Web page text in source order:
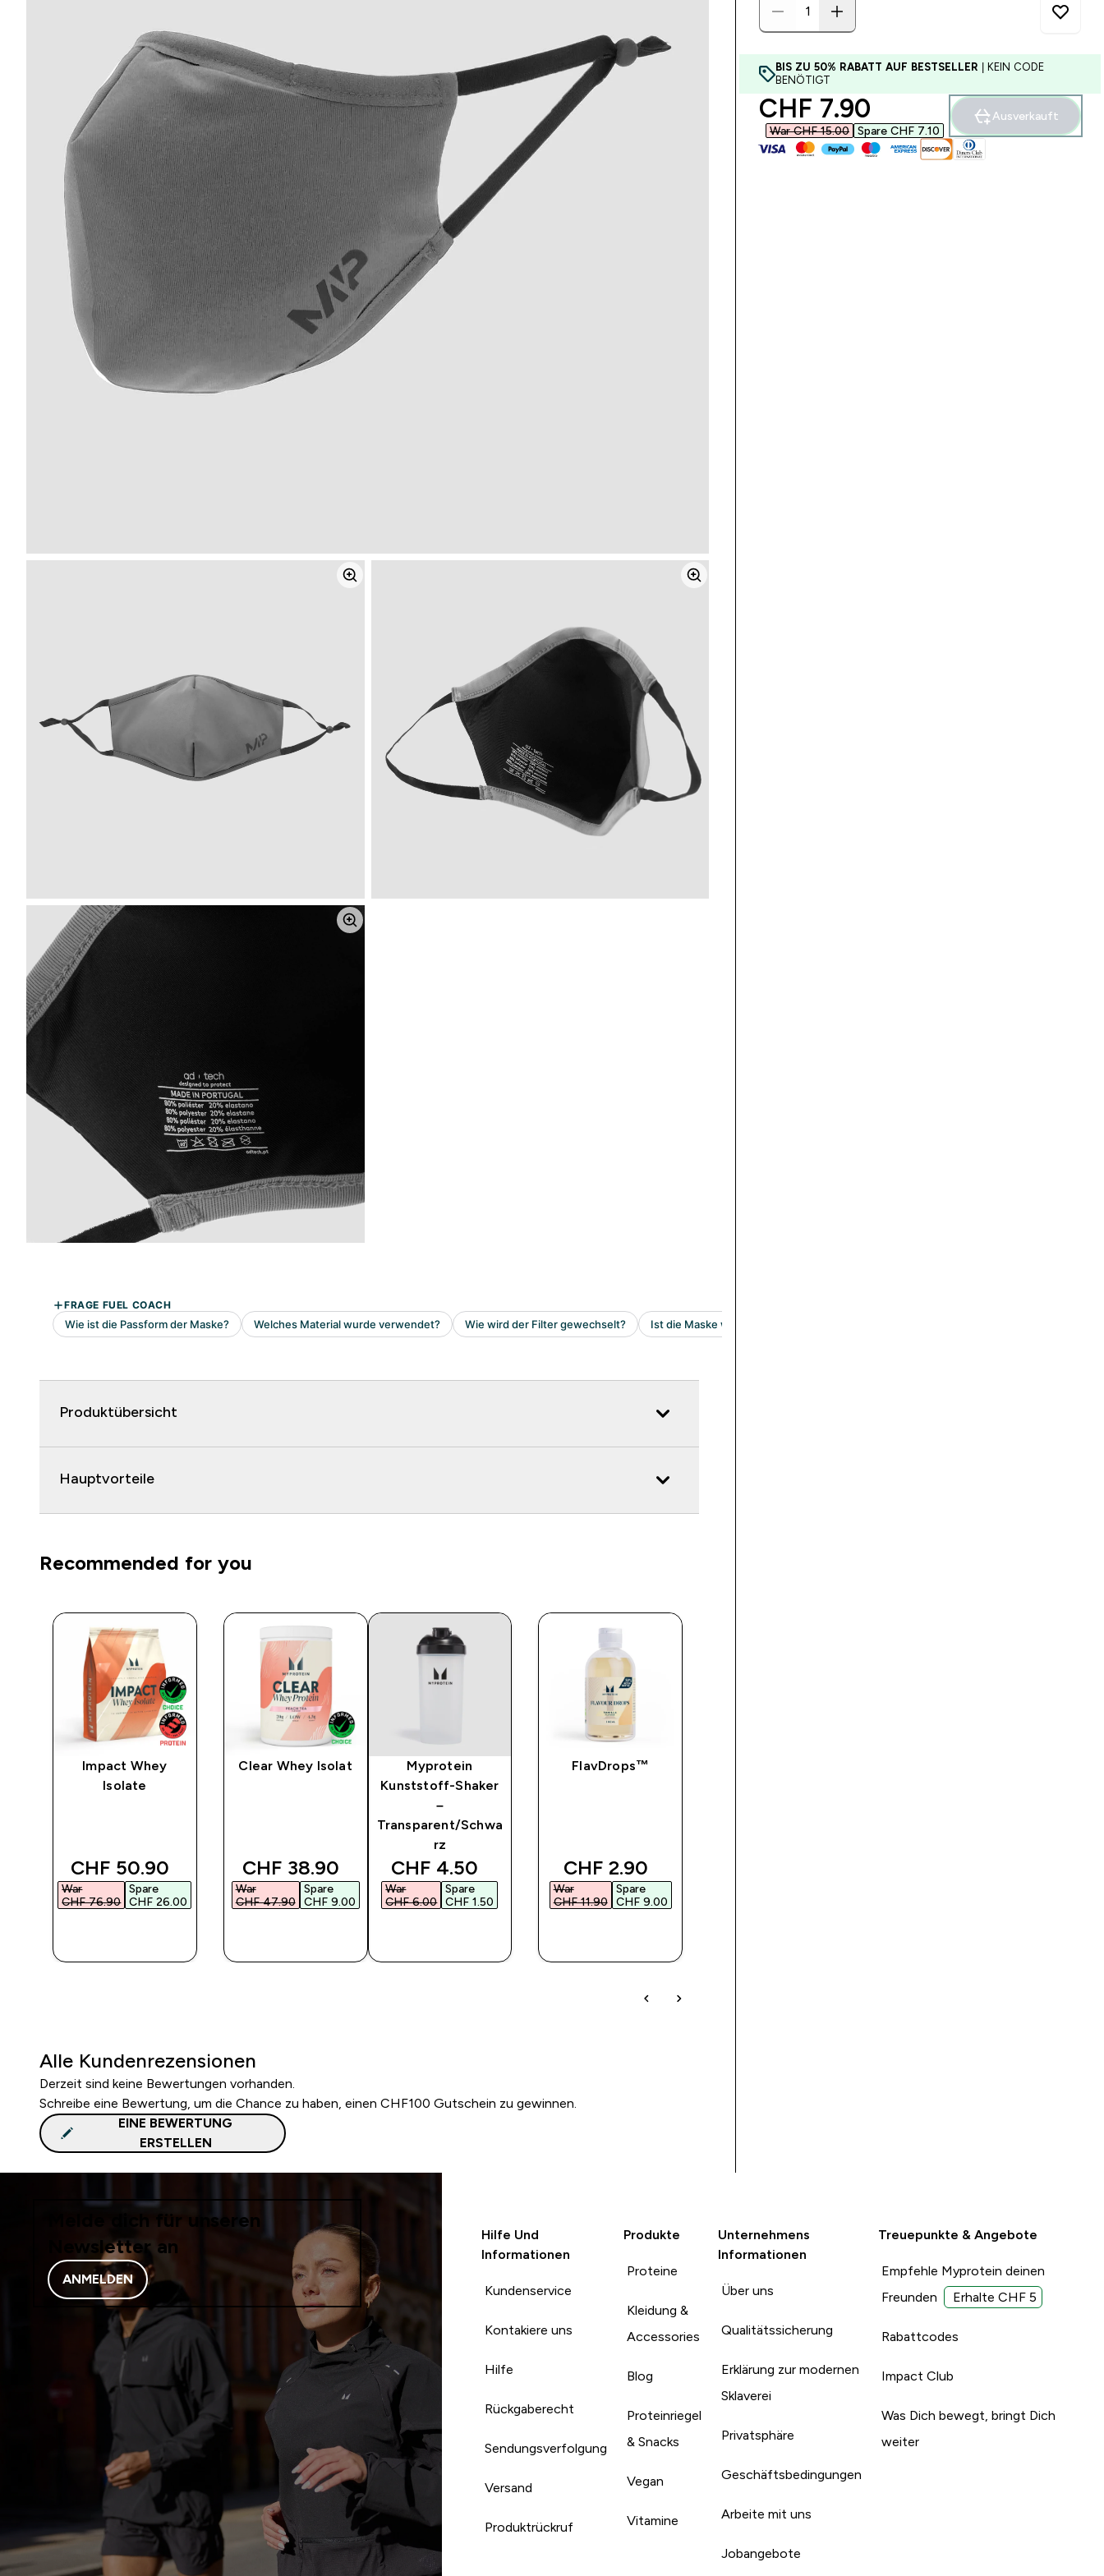
Produktübersicht
Hauptvorteile
Recommended for you
Impact Whey
Isolate
discounted price
CHF 50.90‎
War
CHF 76.90‎
Spare
CHF 26.00‎
Clear Whey Isolat
discounted price
CHF 38.90‎
War
CHF 47.90‎
Spare
CHF 9.00‎
Myprotein
Kunststoff-Shaker
–
Transparent/Schwa
rz
discounted price
CHF 4.50‎
War
CHF 6.00‎
Spare
CHF 1.50‎
FlavDrops™
discounted price
CHF 2.90‎
War
CHF 11.90‎
Spare
CHF 9.00‎
Alle Kundenrezensionen
Derzeit sind keine Bewertungen vorhanden.
Schreibe eine Bewertung, um die Chance zu haben, einen CHF100 Gutschein zu gewinnen.
EINE BEWERTUNG
ERSTELLEN
BIS ZU 50% RABATT AUF BESTSELLER | KEIN CODE
BENÖTIGT
discounted price
CHF 7.90‎
War CHF 15.00‎ Spare CHF 7.10‎
Ausverkauft
Melde dich für unseren
Newsletter an
ANMELDEN
Hilfe Und
Informationen
Kundenservice
Kontakiere uns
Hilfe
Rückgaberecht
Sendungsverfolgung
Versand
Produktrückruf
Produkte
Proteine
Kleidung &
Accessories
Blog
Proteinriegel
& Snacks
Vegan
Vitamine
Unternehmens
Informationen
Über uns
Qualitätssicherung
Erklärung zur modernen
Sklaverei
Privatsphäre
Geschäftsbedingungen
Arbeite mit uns
Jobangebote
Treuepunkte & Angebote
Empfehle Myprotein deinen
Freunden
Erhalte CHF 5
Rabattcodes
Impact Club
Was Dich bewegt, bringt Dich
weiter